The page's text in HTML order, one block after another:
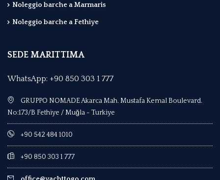
Noleggio barche a Marmaris
Noleggio barche a Fethiye
SEDE MARITTIMA
WhatsApp: +90 850 303 1 777
GRUPPO NOMADE Akarca Mah. Mustafa Kemal Boulevard.
No:173/B Fethiye / Muğla - Turkiye
+90 542 484 1010
+90 850 303 1 777